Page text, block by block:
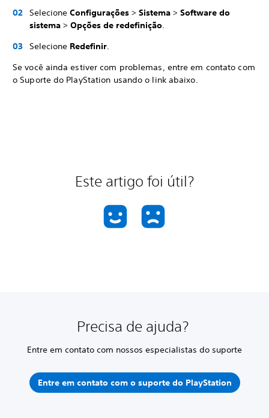
Selecione Configurações > Sistema > Software do
sistema > Opções de redefinição.
Selecione Redefinir.
Se você ainda estiver com problemas, entre em contato com
o Suporte do PlayStation usando o link abaixo.
Este artigo foi útil?
Precisa de ajuda?
Entre em contato com nossos especialistas do suporte
Entre em contato com o suporte do PlayStation